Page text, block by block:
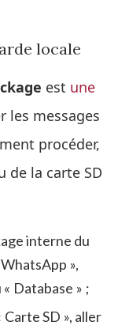
locale
est une
les messages
procéder,
de la carte SD
interne du
»,
Database » ;
SD », aller